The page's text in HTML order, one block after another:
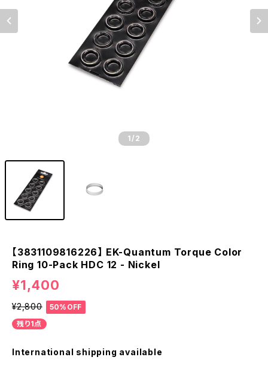
1 /2
【3831109816226】 EK-Quantum Torque Color
Ring 10-Pack HDC 12 - Nickel
¥1,400
¥2,800
50%OFF
残り1点
International shipping available